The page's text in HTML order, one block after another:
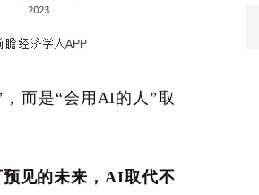
而是“会用AI的人”取
见的未来，AI取代不